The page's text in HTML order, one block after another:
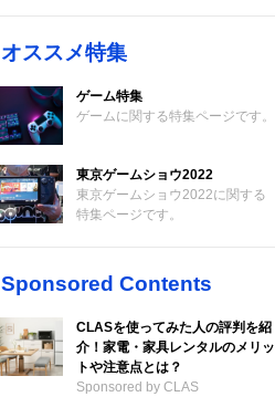
オススメ特集
ゲーム特集
ゲームに関する特集ページです。
東京ゲームショウ2022
東京ゲームショウ2022に関する
特集ページです。
Sponsored Contents
CLASを使ってみた人の評判を紹
介！家電・家具レンタルのメリッ
トや注意点とは？
Sponsored by CLAS